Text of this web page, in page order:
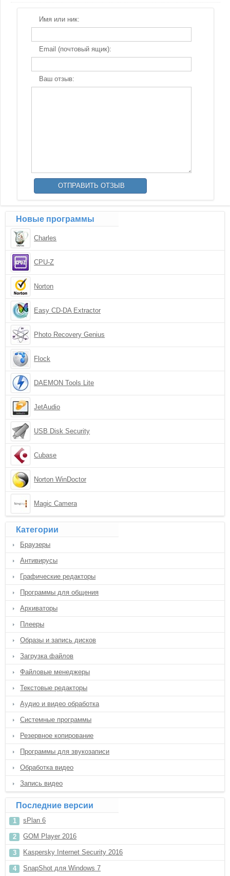
Имя или ник:
Email (почтовый ящик):
Ваш отзыв:
Новые программы
Charles
CPU-Z
Norton
Easy CD-DA Extractor
Photo Recovery Genius
Flock
DAEMON Tools Lite
JetAudio
USB Disk Security
Cubase
Norton WinDoctor
Magic Camera
Категории
Браузеры
Антивирусы
Графические редакторы
Программы для общения
Архиваторы
Плееры
Образы и запись дисков
Загрузка файлов
Файловые менеджеры
Текстовые редакторы
Аудио и видео обработка
Системные программы
Резервное копирование
Программы для звукозаписи
Обработка видео
Запись видео
Последние версии
sPlan 6
GOM Player 2016
Kaspersky Internet Security 2016
SnapShot для Windows 7